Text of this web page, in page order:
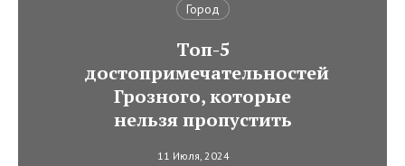
Город
Топ-5
достопримечательностей
Грозного, которые
нельзя пропустить
11 Июля, 2024